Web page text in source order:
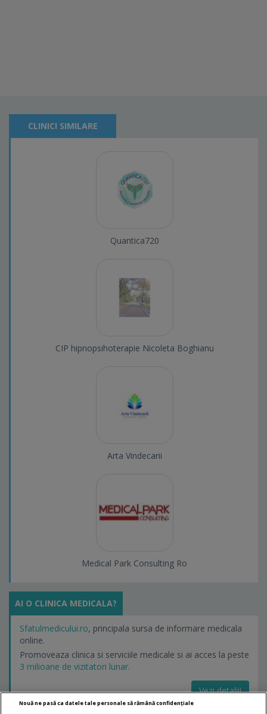
CLINICI SIMILARE
Quantica720
CIP hipnopsihoterapie Nicoleta Boghianu
Arta Vindecarii
Medical Park Consulting Ro
AI O CLINICA MEDICALA?
Sfatulmedicului.ro, principala sursa de informare medicala
online.
Promoveaza clinica si serviciile medicale si ai acces la peste
3 milioane de vizitatori lunar.
Vezi detalii!
Nouă ne pasă ca datele tale personale să rămână confidențiale